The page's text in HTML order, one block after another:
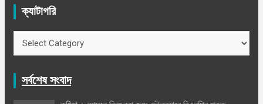
ক্যাটাগরি
সর্বশেষ সংবাদ